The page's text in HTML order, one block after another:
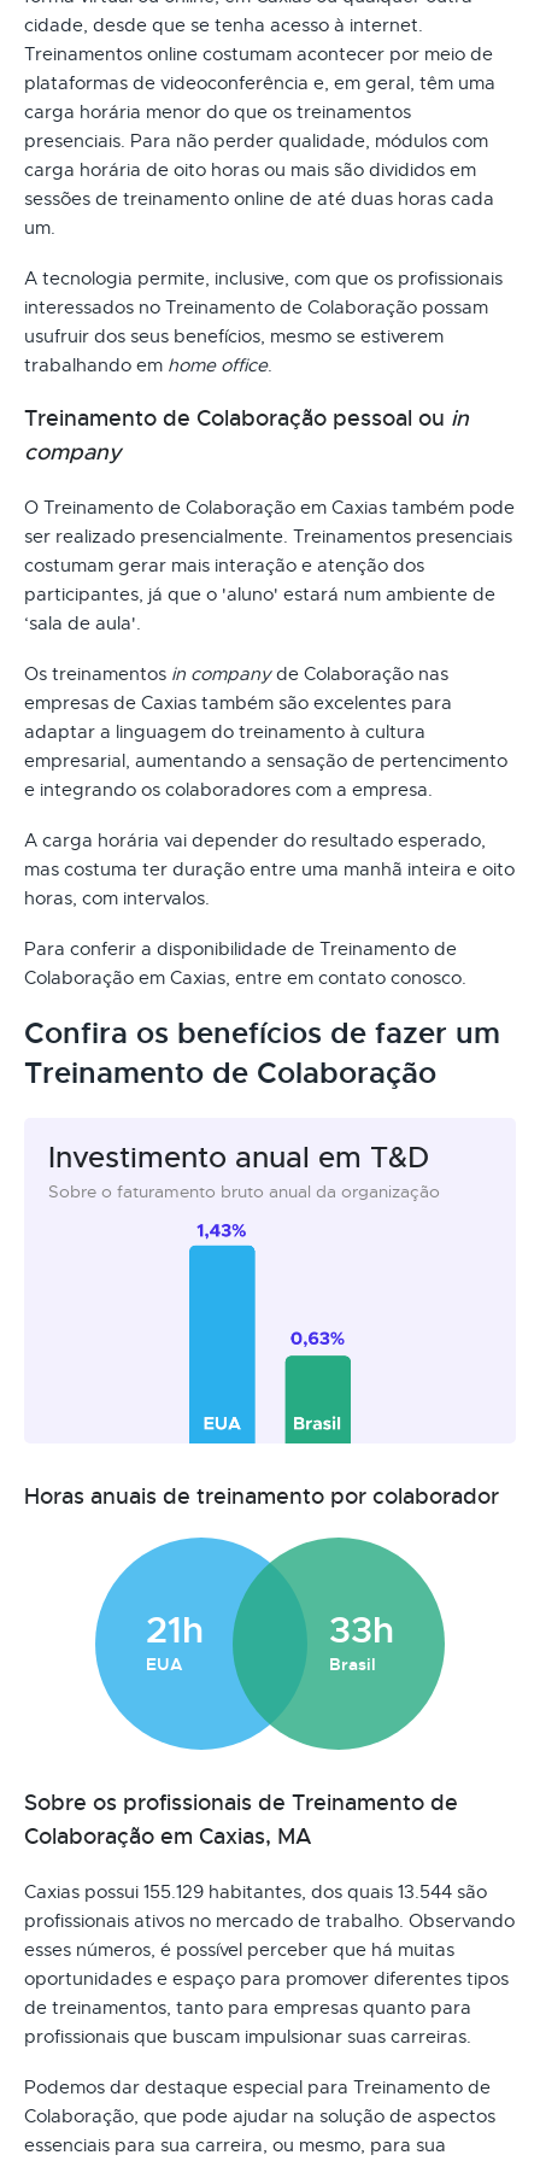
cidade, desde que se tenha acesso à internet.
Treinamentos online costumam acontecer por meio de
plataformas de videoconferência e, em geral, têm uma
carga horária menor do que os treinamentos
presenciais. Para não perder qualidade, módulos com
carga horária de oito horas ou mais são divididos em
sessões de treinamento online de até duas horas cada
um.
A tecnologia permite, inclusive, com que os profissionais
interessados no Treinamento de Colaboração possam
usufruir dos seus benefícios, mesmo se estiverem
trabalhando em home office.
Treinamento de Colaboração pessoal ou in
company
O Treinamento de Colaboração em Caxias também pode
ser realizado presencialmente. Treinamentos presenciais
costumam gerar mais interação e atenção dos
participantes, já que o 'aluno' estará num ambiente de
‘sala de aula'.
Os treinamentos in companyde Colaboração nas
empresas de Caxias também são excelentes para
adaptar a linguagem do treinamento à cultura
empresarial, aumentando a sensação de pertencimento
e integrando os colaboradores com a empresa.
A carga horária vai depender do resultado esperado,
mas costuma ter duração entre uma manhã inteira e oito
horas, com intervalos.
Para conferir a disponibilidade de Treinamento de
Colaboração em Caxias, entre em contato conosco.
Confira os benefícios de fazer um
Treinamento de Colaboração
Investimento anual em T&D
Sobre o faturamento bruto anual da organização
Horas anuais de treinamento por colaborador
21h
EUA
33h
Brasil
Sobre os profissionais de Treinamento de
Colaboração em Caxias, MA
Caxias possui 155.129 habitantes, dos quais 13.544 são
profissionais ativos no mercado de trabalho. Observando
esses números, é possível perceber que há muitas
oportunidades e espaço para promover diferentes tipos
de treinamentos, tanto para empresas quanto para
profissionais que buscam impulsionar suas carreiras.
Podemos dar destaque especial para Treinamento de
Colaboração, que pode ajudar na solução de aspectos
essenciais para sua carreira, ou mesmo, para sua